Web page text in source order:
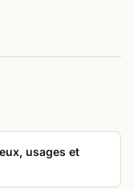
usages et